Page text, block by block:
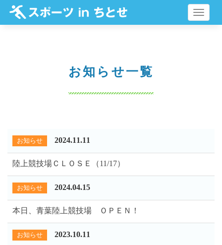
メ
お知らせ一覧
お知らせ 2024.11.11
陸上競技場ＣＬＯＳＥ（11/17）
お知らせ 2024.04.15
本日、青葉陸上競技場 ＯＰＥＮ！
お知らせ 2023.10.11